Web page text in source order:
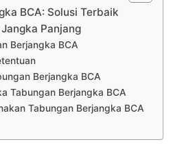
BCA: Solusi Terbaik
Panjang
Berjangka BCA
Berjangka BCA
Tabungan Berjangka BCA
Tabungan Berjangka BCA